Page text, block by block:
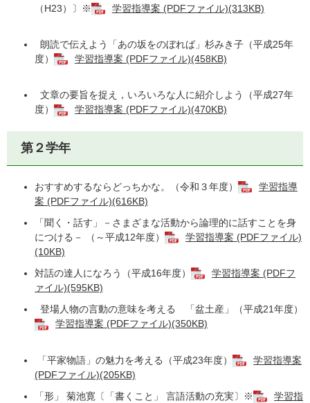
（H23）〕※
学習指導案 (PDFファイル)(313KB)
朗読で伝えよう「あの坂をのぼれば」杉みき子（平成25年
度）
学習指導案 (PDFファイル)(458KB)
文章の要旨を捉え，いろいろな人に紹介しよう（平成27年
度）
学習指導案 (PDFファイル)(470KB)
第２学年
おすすめするならどっちかな。（令和３年度）
学習指導
案 (PDFファイル)(616KB)
「聞く・話す」－さまざまな活動から論理的に話すことを身
につける－ （～平成12年度）
学習指導案 (PDFファイル)
(10KB)
対話の達人になろう（平成16年度）
学習指導案 (PDFフ
ァイル)(595KB)
登場人物の言動の意味を考える 「盆土産」（平成21年度）
学習指導案 (PDFファイル)(350KB)
「平家物語」の魅力を考える（平成23年度）
学習指導案
(PDFファイル)(205KB)
「形」 菊池寛〔「書くこと」 言語活動の充実〕※
学習指